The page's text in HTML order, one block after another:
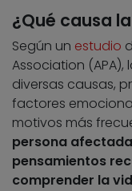
¿Qué causa
Según un estudio
Association
diversas causas,
factores
motivos más
persona
pensamientos
comprender la